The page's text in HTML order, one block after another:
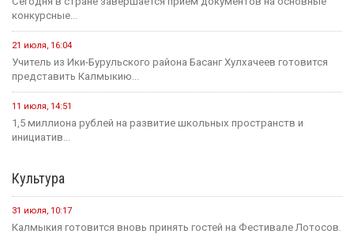
конкурсные...
21 июля, 16:04
Учитель из Ики-Бурульского района Басанг Хулхачеев готовится
представить Калмыкию...
11 июля, 14:51
1,5 миллиона рублей на развитие школьных пространств и
инициатив...
Культура
31 июля, 10:17
Калмыкия готовится вновь принять гостей на Фестивале Лотосов.